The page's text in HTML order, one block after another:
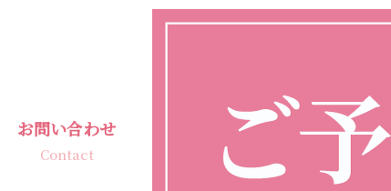
お問い合わせ
Contact